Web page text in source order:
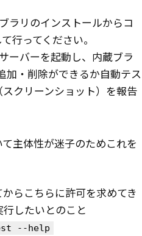
ラリのインストールからコ
行ってください。
ーバーを起動し、内蔵ブラ
加・削除ができるか自動テス
スクリーンショット）を報告
主体性が迷子のためこれを
らこちらに許可を求めてき
したいとのこと
--help